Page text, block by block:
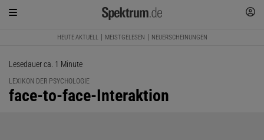
HEUTE AKTUELL MEISTGELESEN NEUERSCHEINUNGEN
Lesedauer ca. 1 Minute
LEXIKON DER PSYCHOLOGIE
:
face-to-face-Interaktion